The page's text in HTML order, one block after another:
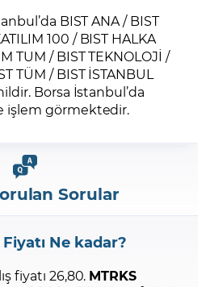
BIST ANA / BIST
100 / BIST HALKA
TUM / BIST TEKNOLOJİ /
TÜM / BIST İSTANBUL
Borsa İstanbul’da
işlem görmektedir.
Sorular
Ne kadar?
fiyatı 26,80. MTRKS